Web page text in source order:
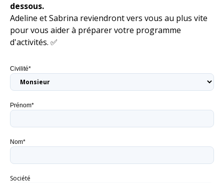
dessous.
Adeline et Sabrina reviendront vers vous au plus vite
pour vous aider à préparer votre programme
d'activités. ✅
Civilité*
Prénom*
Nom*
Société